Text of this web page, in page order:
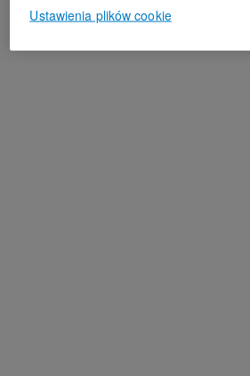
Ustawienia plików cookie